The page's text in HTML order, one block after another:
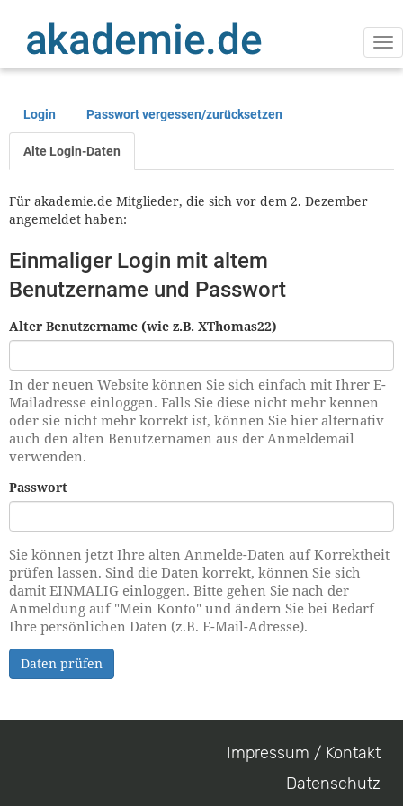
Inhalt
Primäre
Reiter
Login Passwort vergessen/zurücksetzen
Alte Login-Daten
Für akademie.de Mitglieder, die sich vor dem 2. Dezember
angemeldet haben:
Einmaliger Login mit altem
Benutzername und Passwort
Alter Benutzername (wie z.B. XThomas22)
In der neuen Website können Sie sich einfach mit Ihrer E-
Mailadresse einloggen. Falls Sie diese nicht mehr kennen
oder sie nicht mehr korrekt ist, können Sie hier alternativ
auch den alten Benutzernamen aus der Anmeldemail
verwenden.
Passwort
Sie können jetzt Ihre alten Anmelde-Daten auf Korrektheit
prüfen lassen. Sind die Daten korrekt, können Sie sich
damit EINMALIG einloggen. Bitte gehen Sie nach der
Anmeldung auf "Mein Konto" und ändern Sie bei Bedarf
Ihre persönlichen Daten (z.B. E-Mail-Adresse).
Daten prüfen
Impressum / Kontakt
Datenschutz